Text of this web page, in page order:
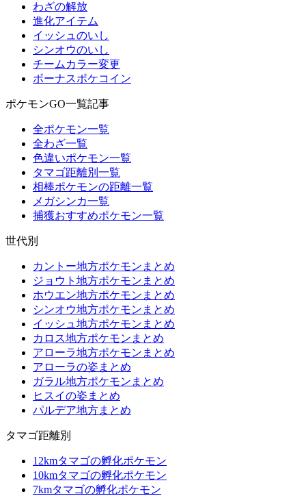
わざの解放
進化アイテム
イッシュのいし
シンオウのいし
チームカラー変更
ボーナスポケコイン
ポケモンGO一覧記事
全ポケモン一覧
全わざ一覧
色違いポケモン一覧
タマゴ距離別一覧
相棒ポケモンの距離一覧
メガシンカ一覧
捕獲おすすめポケモン一覧
世代別
カントー地方ポケモンまとめ
ジョウト地方ポケモンまとめ
ホウエン地方ポケモンまとめ
シンオウ地方ポケモンまとめ
イッシュ地方ポケモンまとめ
カロス地方ポケモンまとめ
アローラ地方ポケモンまとめ
アローラの姿まとめ
ガラル地方ポケモンまとめ
ヒスイの姿まとめ
パルデア地方まとめ
タマゴ距離別
12kmタマゴの孵化ポケモン
10kmタマゴの孵化ポケモン
7kmタマゴの孵化ポケモン